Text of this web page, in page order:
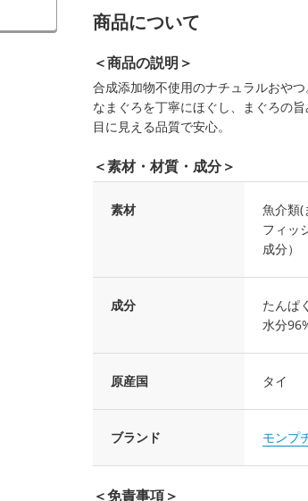
商品について
＜商品の説明＞
合成添加物不使用のナチュラルおや
なまぐろを丁寧にほぐし、まぐろの
目に見える品質で安心。
＜素材・材質・成分＞
素材
魚介類(
フィッ
成分）
成分
たんぱ
水分
原産国 タイ
ブランド モンプ
＜免責事項＞